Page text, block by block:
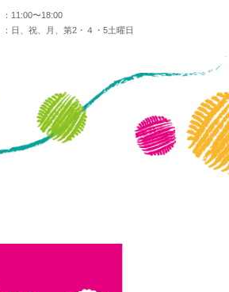
11:00〜18:00
日、祝、月、第2・４・5土曜日